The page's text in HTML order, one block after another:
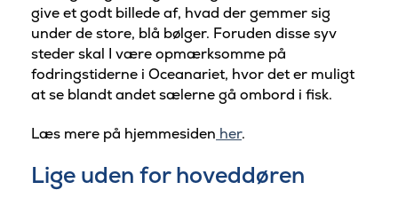
give et godt billede af, hvad der gemmer sig
under de store, blå bølger. Foruden disse syv
steder skal I være opmærksomme på
fodringstiderne i Oceanariet, hvor det er muligt
at se blandt andet sælerne gå ombord i fisk.
Læs mere på hjemmesiden her.
Lige uden for hoveddøren